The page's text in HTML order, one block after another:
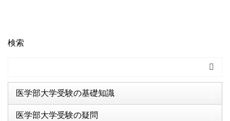
検索
医学部大学受験の基礎知識
医学部大学受験の疑問